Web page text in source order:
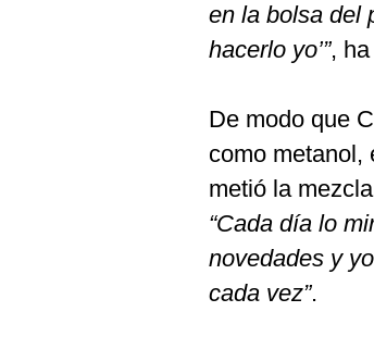
en la bolsa del
hacerlo yo’”,
De modo que
como metanol,
metió la
“Cada día lo
novedades y
cada vez”.